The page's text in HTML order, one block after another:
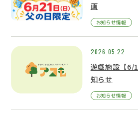
画
お知らせ情報
2026.05.22
遊戯施設【6/
知らせ
お知らせ情報